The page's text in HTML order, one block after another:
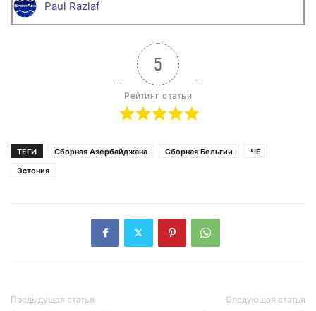
Paul Razlaf
5
Рейтинг статьи
ТЕГИ Сборная Азербайджана Сборная Бельгии
ЧЕ
Эстония
Предыдущая статья Следующая статья